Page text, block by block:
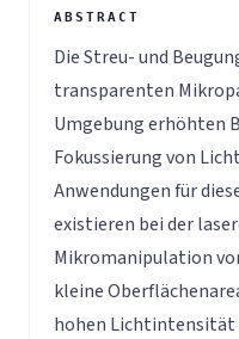
Die Streu- und
transparenten
Umgebung erhöhten
Fokussierung von
Anwendungen für
existieren bei der
Mikromanipulation
kleine
hohen Lichtintensität